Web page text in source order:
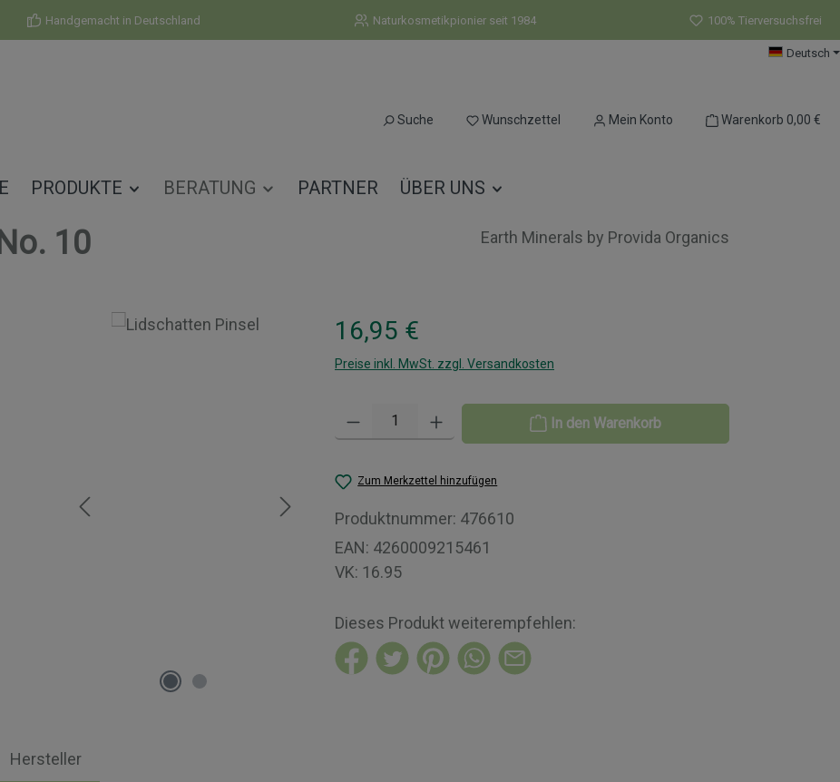
Handgemacht in Deutschland Naturkosmetikpionier seit 1984 100% Tierversuchsfrei
Deutsch
Suche Wunschzettel Du hast 0 Produkte auf dem Merkzettel
Mein Konto Warenkorb 0,00 €
PRODUKTE BERATUNG PARTNER ÜBER UNS
10 Earth Minerals by Provida Organics
Regulärer Preis:
16,95 €
Preise inkl. MwSt. zzgl. Versandkosten
Produkt Anzahl: Gib den gewünschten Wert ein oder benutze die Schaltflächen um die
In den Warenkorb
Zum Merkzettel hinzufügen
Produktnummer: 476610
EAN: 4260009215461
VK: 16.95
Dieses Produkt weiterempfehlen:
Hersteller